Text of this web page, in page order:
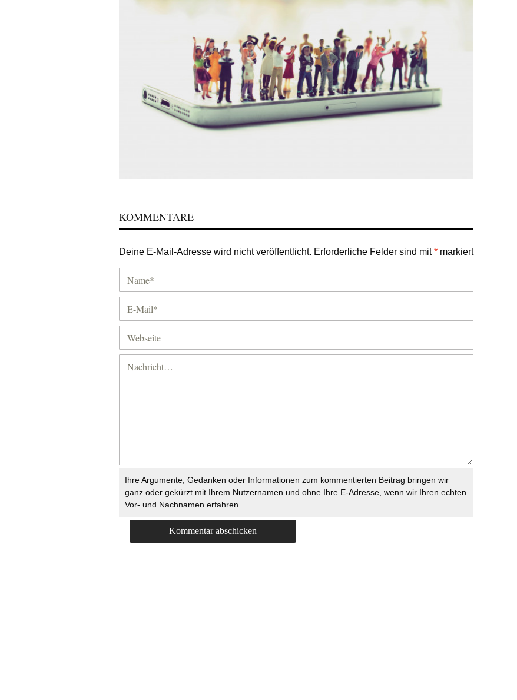
KOMMENTARE
Deine E-Mail-Adresse wird nicht veröffentlicht. Erforderliche Felder sind mit* markiert
Ihre Argumente, Gedanken oder Informationen zum kommentierten Beitrag bringen wir
ganz oder gekürzt mit Ihrem Nutzernamen und ohne Ihre E-Adresse, wenn wir Ihren echten
Vor- und Nachnamen erfahren.